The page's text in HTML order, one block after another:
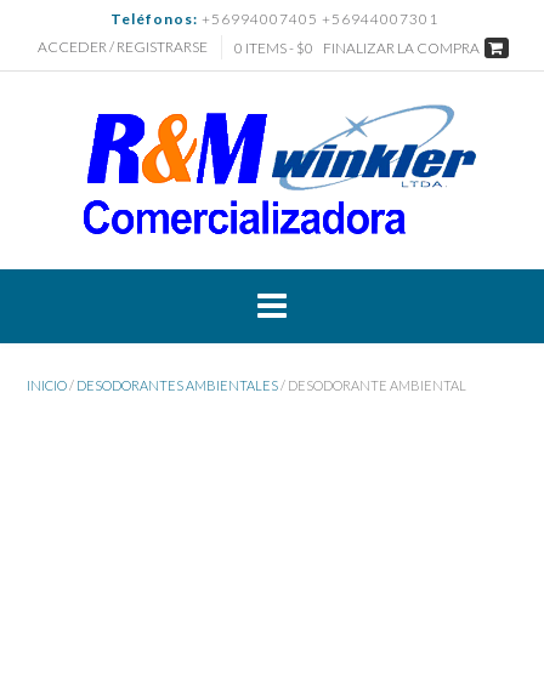
contenido
Teléfonos: +56994007405 +56944007301
ACCEDER / REGISTRARSE
0 ITEMS - $0 FINALIZAR LA COMPRA
INICIO/ DESODORANTES AMBIENTALES/ DESODORANTE AMBIENTAL